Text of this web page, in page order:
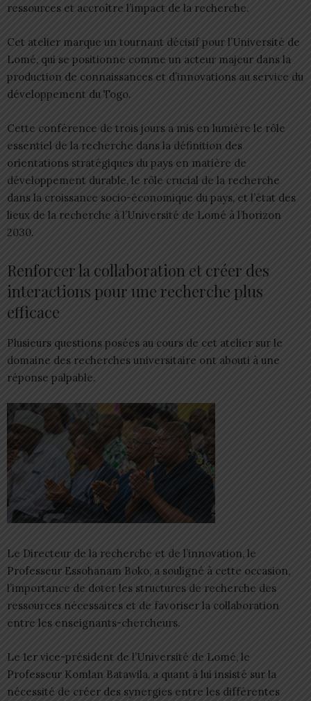
ressources et accroître l’impact de la recherche.
Cet atelier marque un tournant décisif pour l’Université de
Lomé, qui se positionne comme un acteur majeur dans la
production de connaissances et d’innovations au service du
développement du Togo.
Cette conférence de trois jours a mis en lumière le rôle
essentiel de la recherche dans la définition des
orientations stratégiques du pays en matière de
développement durable, le rôle crucial de la recherche
dans la croissance socio-économique du pays, et l’état des
lieux de la recherche à l’Université de Lomé à l’horizon
2030.
Renforcer la collaboration et créer des
interactions pour une recherche plus
efficace
Plusieurs questions posées au cours de cet atelier sur le
domaine des recherches universitaire ont abouti à une
réponse palpable.
Le Directeur de la recherche et de l’innovation, le
Professeur Essohanam Boko, a souligné à cette occasion,
l’importance de doter les structures de recherche des
ressources nécessaires et de favoriser la collaboration
entre les enseignants-chercheurs.
Le 1er vice-président de l’Université de Lomé, le
Professeur Komlan Batawila, a quant à lui insisté sur la
nécessité de créer des synergies entre les différentes